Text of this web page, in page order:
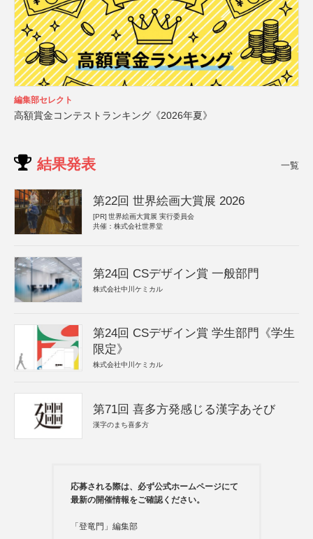
編集部セレクト
高額賞金コンテストランキング《2026年夏》
結果発表 一覧
第22回 世界絵画大賞展 2026
[PR] 世界絵画大賞展 実行委員会
共催：株式会社世界堂
第24回 CSデザイン賞 一般部門
株式会社中川ケミカル
第24回 CSデザイン賞 学生部門《学生
限定》
株式会社中川ケミカル
第71回 喜多方発感じる漢字あそび
漢字のまち喜多方
応募される際は、必ず公式ホームページにて
最新の開催情報をご確認ください。
「登竜門」編集部